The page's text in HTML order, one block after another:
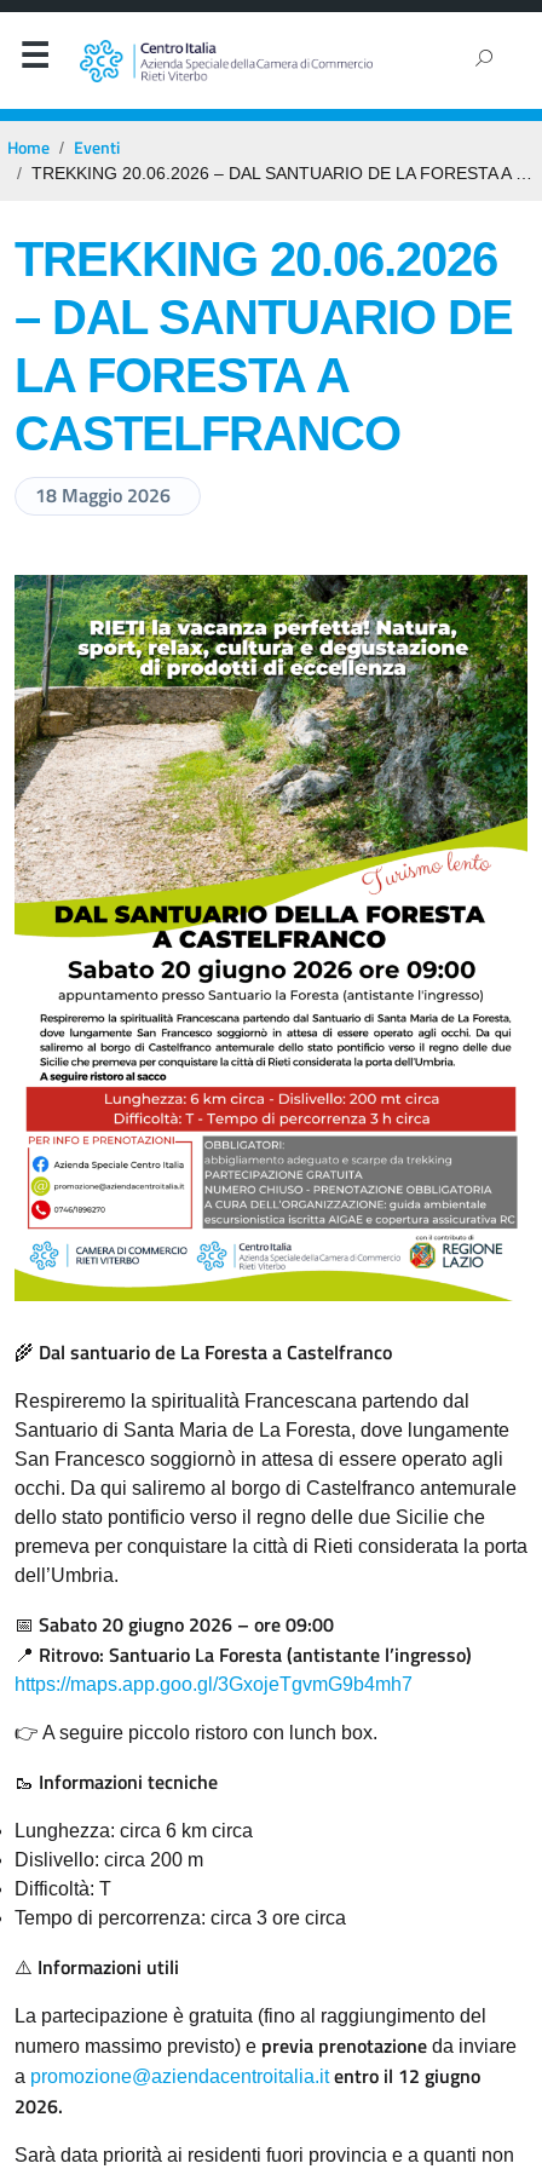
Home Eventi
TREKKING 20.06.2026 – DAL SANTUARIO DE LA FORESTA A CASTELFRANCO
TREKKING 20.06.2026
– DAL SANTUARIO DE
LA FORESTA A
CASTELFRANCO
18 Maggio 2026
🌾 Dal santuario de La Foresta a Castelfranco
Respireremo la spiritualità Francescana partendo dal
Santuario di Santa Maria de La Foresta, dove lungamente
San Francesco soggiornò in attesa di essere operato agli
occhi. Da qui saliremo al borgo di Castelfranco antemurale
dello stato pontificio verso il regno delle due Sicilie che
premeva per conquistare la città di Rieti considerata la porta
dell’Umbria.
📅 Sabato 20 giugno 2026 – ore 09:00
📍 Ritrovo: Santuario La Foresta (antistante l’ingresso)
https://maps.app.goo.gl/3GxojeTgvmG9b4mh7
👉 A seguire piccolo ristoro con lunch box.
🥾 Informazioni tecniche
Lunghezza: circa 6 km circa
Dislivello: circa 200 m
Difficoltà: T
Tempo di percorrenza: circa 3 ore circa
⚠️ Informazioni utili
La partecipazione è gratuita (fino al raggiungimento del
numero massimo previsto) e previa prenotazione da inviare
a promozione@aziendacentroitalia.it entro il 12 giugno
2026.
Sarà data priorità ai residenti fuori provincia e a quanti non